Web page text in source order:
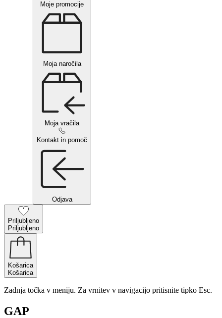
Moje promocije
Moja naročila
Moja vračila
Kontakt in pomoč
Odjava
Priljubljeno
Priljubljeno
Košarica
Košarica
Zadnja točka v meniju. Za vrnitev v navigacijo pritisnite tipko Esc.
GAP